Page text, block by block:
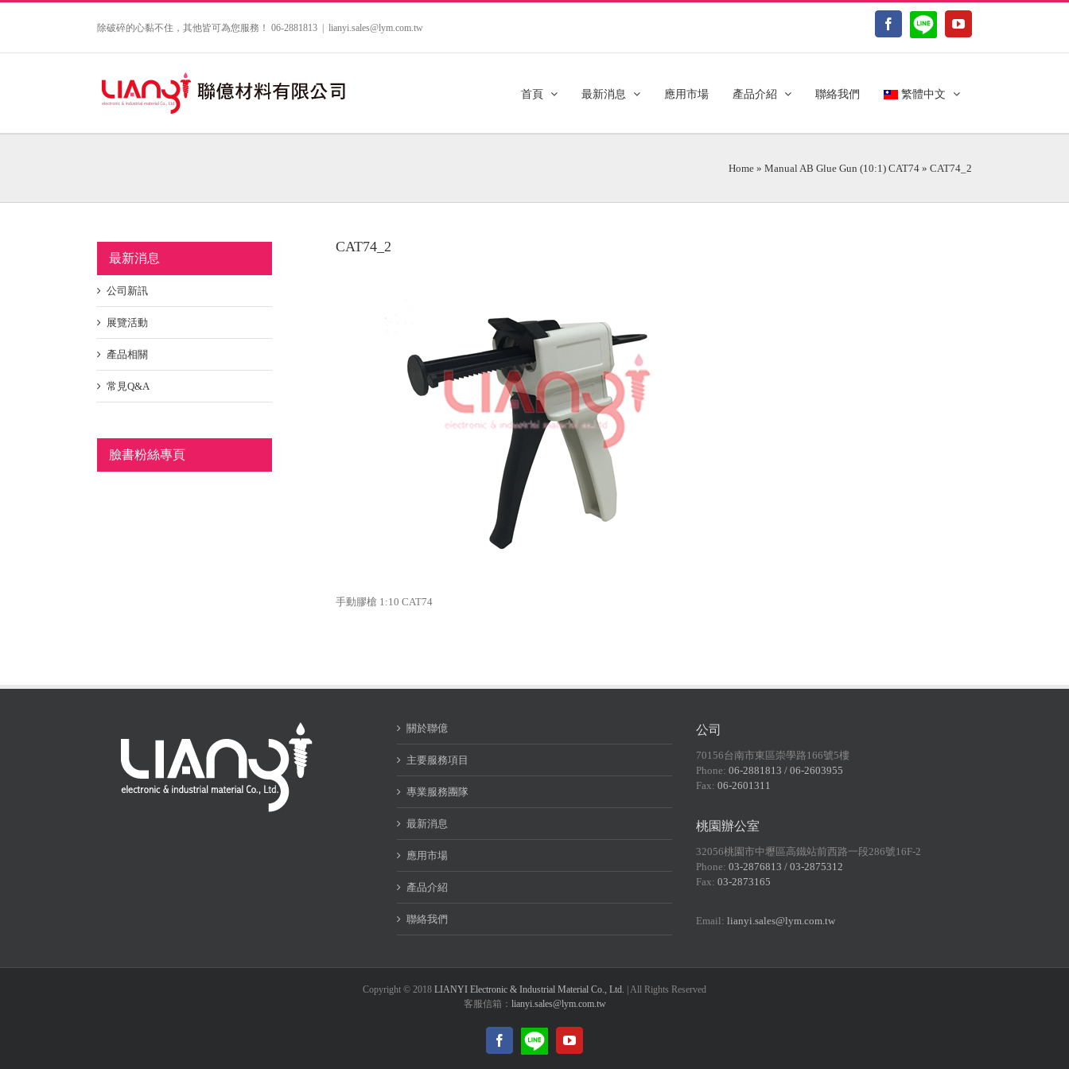
除破碎的心黏不住，其他皆可為您服務！ 06-2881813 | lianyi.sales@lym.com.tw Facebook
LINE@ YouTube
首頁 最新消息 應用市場 產品介紹 聯絡我們 繁體中文
Home » Manual AB Glue Gun (10:1) CAT74 » CAT74_2
CAT74_2
手動膠槍 1:10 CAT74
最新消息
公司新訊
展覽活動
產品相關
常見Q&A
臉書粉絲專頁
關於聯億
主要服務項目
專業服務團隊
最新消息
應用市場
產品介紹
聯絡我們
公司
70156台南市東區崇學路166號5樓
Phone:06-2881813 / 06-2603955
Fax:06-2601311
桃園辦公室
32056桃園市中壢區高鐵站前西路一段286號16F-2
Phone:03-2876813 / 03-2875312
Fax:03-2873165
Email:lianyi.sales@lym.com.tw
Copyright © 2018 LIANYI Electronic & Industrial Material Co., Ltd. | All Rights Reserved
客服信箱： lianyi.sales@lym.com.tw
Facebook
LINE@ YouTube